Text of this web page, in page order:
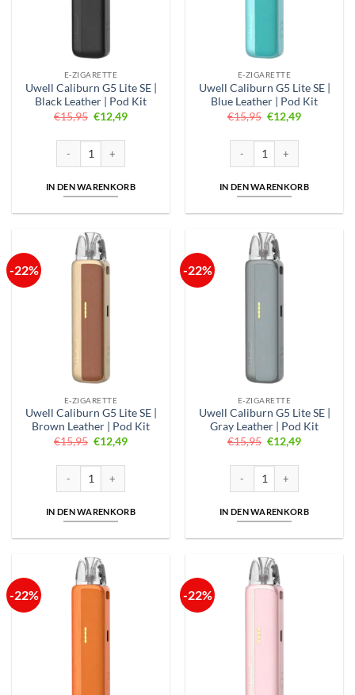
E-ZIGARETTE
Uwell Caliburn G5 Lite SE |
Black Leather | Pod Kit
€15,95 Ursprünglicher
Preis
€12,49Aktueller
Uwell Caliburn G5 Lite SE | Black Leather | Pod Kit Menge
IN DEN WARENKORB
E-ZIGARETTE
Uwell Caliburn G5 Lite SE |
Blue Leather | Pod Kit
€15,95 Ursprünglicher
Preis
€12,49Aktueller
Uwell Caliburn G5 Lite SE |
IN DEN WARENKORB
-22%
E-ZIGARETTE
Uwell Caliburn G5 Lite SE |
Brown Leather | Pod Kit
€15,95 Ursprünglicher
Preis
€12,49Aktueller
Uwell Caliburn G5 Lite SE | Brown Leather | Pod Kit Menge
IN DEN WARENKORB
-22%
E-ZIGARETTE
Uwell Caliburn G5 Lite SE |
Gray Leather | Pod Kit
€15,95 Ursprünglicher
Preis
€12,49Aktueller
Uwell Caliburn G5 Lite SE |
IN DEN WARENKORB
-22% -22%